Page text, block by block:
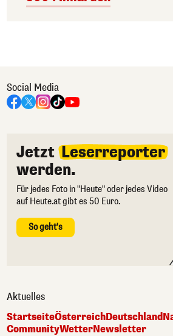
Social Media
Jetzt Leserreporter
werden.
Für jedes Foto in "Heute" oder jedes Video
auf Heute.at gibt es 50 Euro.
So geht's
Aktuelles
StartseiteÖsterreichDeutschland
CommunityWetterNewsletter